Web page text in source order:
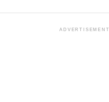
ADVERTISEMENT